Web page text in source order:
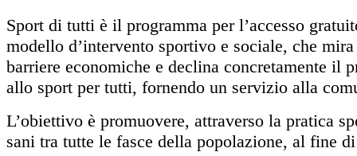
Sport di tutti è il programma per l’accesso
modello d’intervento sportivo e sociale, che
barriere economiche e declina concretamente il
allo sport per tutti, fornendo un servizio alla
L’obiettivo è promuovere, attraverso la pratica
sani tra tutte le fasce della popolazione, al fine